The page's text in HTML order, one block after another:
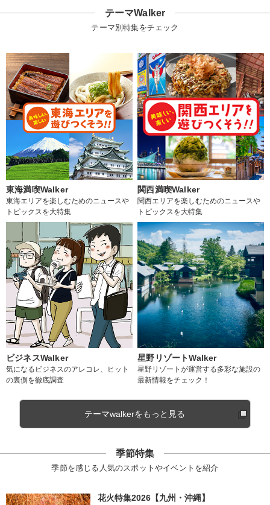
テーマWalker
テーマ別特集をチェック
東海満喫Walker
東海エリアを楽しむためのニュースや
トピックスを大特集
関西満喫Walker
関西エリアを楽しむためのニュースや
トピックスを大特集
ビジネスWalker
気になるビジネスのアレコレ、ヒット
の裏側を徹底調査
星野リゾートWalker
星野リゾートが運営する多彩な施設の
最新情報をチェック！
テーマwalkerをもっと見る
季節特集
季節を感じる人気のスポットやイベントを紹介
花火特集2026【九州・沖縄】